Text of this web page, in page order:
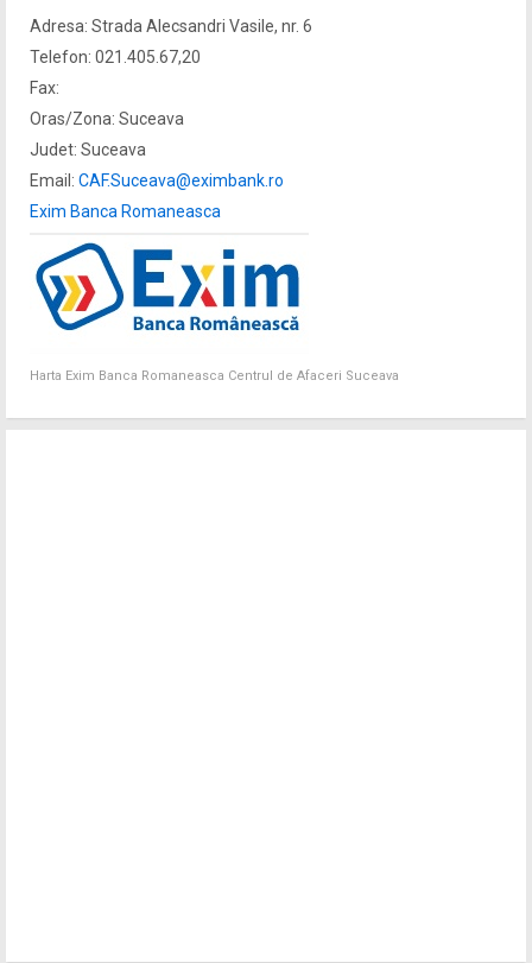
Adresa: Strada Alecsandri Vasile, nr. 6
Telefon: 021.405.67,20
Fax:
Oras/Zona: Suceava
Judet: Suceava
Email: CAF.Suceava@eximbank.ro
Exim Banca Romaneasca
Harta Exim Banca Romaneasca Centrul de Afaceri Suceava